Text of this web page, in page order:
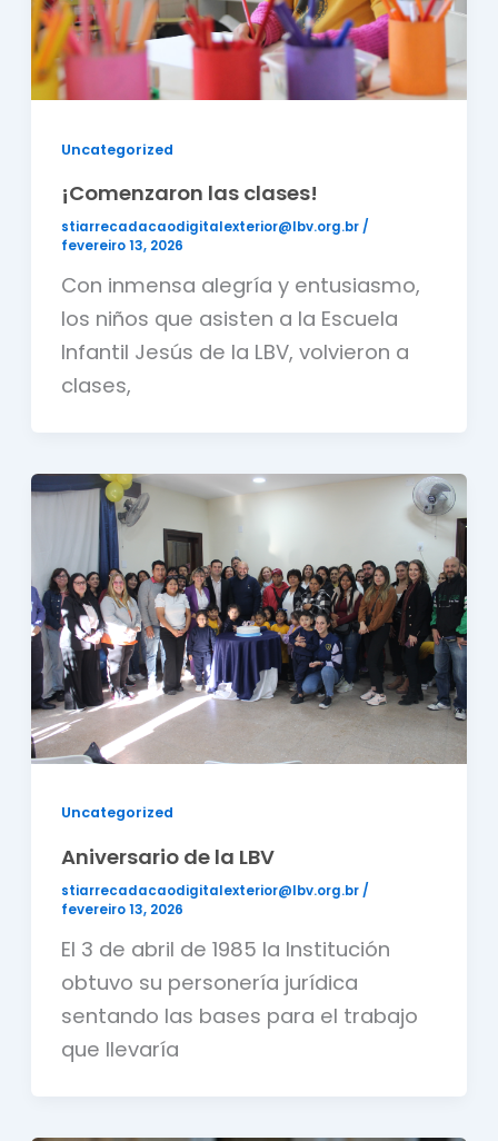
Uncategorized
¡Comenzaron las clases!
stiarrecadacaodigitalexterior@lbv.org.br /
fevereiro 13, 2026
Con inmensa alegría y entusiasmo,
los niños que asisten a la Escuela
Infantil Jesús de la LBV, volvieron a
clases,
Uncategorized
Aniversario de la LBV
stiarrecadacaodigitalexterior@lbv.org.br /
fevereiro 13, 2026
El 3 de abril de 1985 la Institución
obtuvo su personería jurídica
sentando las bases para el trabajo
que llevaría